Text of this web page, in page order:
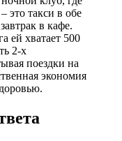
это такси в обе
в кафе.
ей хватает 500
2-х
поездки на
экономия